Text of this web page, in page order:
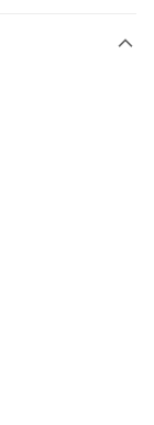
無須另外申請。